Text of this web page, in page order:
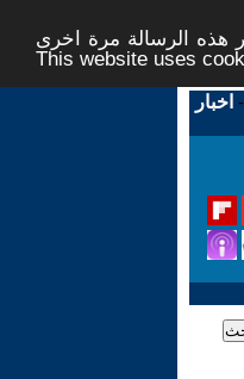
هذه الرسالة مرة اخرى -
This website uses
- اخبار